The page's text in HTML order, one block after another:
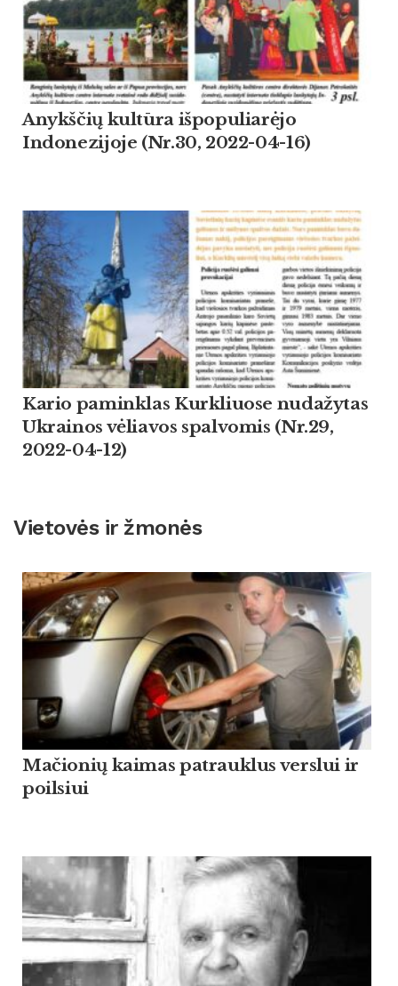
Anykščių kultūra išpopuliarėjo
Indonezijoje (Nr.30, 2022-04-16)
Kario paminklas Kurkliuose nudažytas
Ukrainos vėliavos spalvomis (Nr.29,
2022-04-12)
Vietovės ir žmonės
Mačionių kaimas patrauklus verslui ir
poilsiui